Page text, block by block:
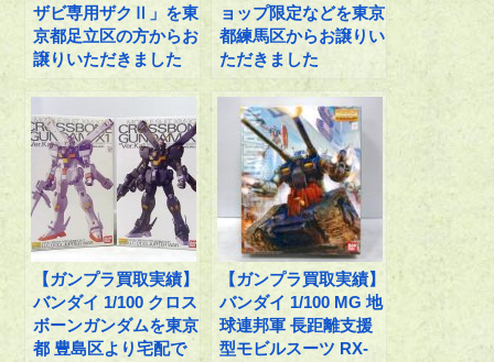
ザビ専用ザクⅡ」を東
京都足立区の方からお
譲りいただきました
ョップ限定などを東京
都練馬区からお譲りい
ただきました
【ガンプラ買取実績】
バンダイ 1/100 クロス
ボーンガンダムを東京
都 豊島区より宅配で
【ガンプラ買取実績】
バンダイ 1/100 MG 地
球連邦軍 長距離支援
型モビルスーツ RX-